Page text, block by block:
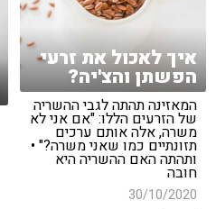
איך לאכול את זרעי
הפשתן והצ'יה?
המאזינה תהתה לגבי ההשריה
של הזרעים הללו: "אם אני לא
משרה, אלה אותם ערכים
תזונתיים כמו שאני משרה?" •
ותהתה האם ההשריה היא
חובה
30/10/2020